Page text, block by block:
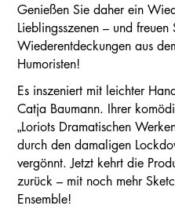
Genießen Sie daher ein
Lieblingsszenen – und
Wiederentdeckungen aus
Humoristen!
Es inszeniert mit leichter
Catja Baumann. Ihrer
„Loriots Dramatischen
durch den damaligen
vergönnt. Jetzt kehrt die
zurück – mit noch mehr
Ensemble!